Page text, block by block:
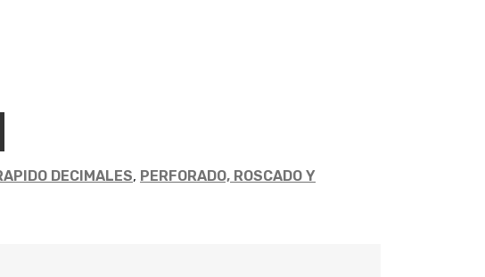
DECIMALES, PERFORADO, ROSCADO Y